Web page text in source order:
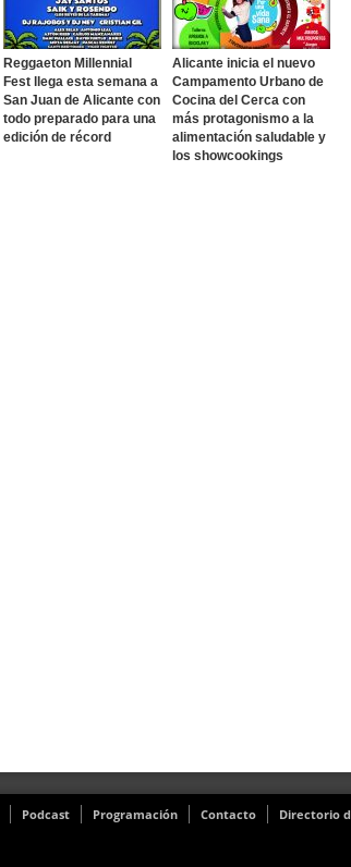
Reggaeton Millennial
Fest llega esta semana a
San Juan de Alicante con
todo preparado para una
edición de récord
Alicante inicia el nuevo
Campamento Urbano de
Cocina del Cerca con
más protagonismo a la
alimentación saludable y
los showcookings
Podcast Programación Contacto Directorio